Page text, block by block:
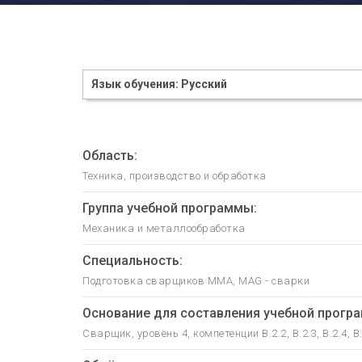
Язык обучения: Русский
Область:
Техника, производство и обработка
Группа учебной программы:
Механика и металлообработка
Специальность:
Подготовка сварщиков MMA, MAG - сварки
Основание для составления учебной
Сварщик, уровень 4, компетенции B.2.2, B.2.3, B.2.4,